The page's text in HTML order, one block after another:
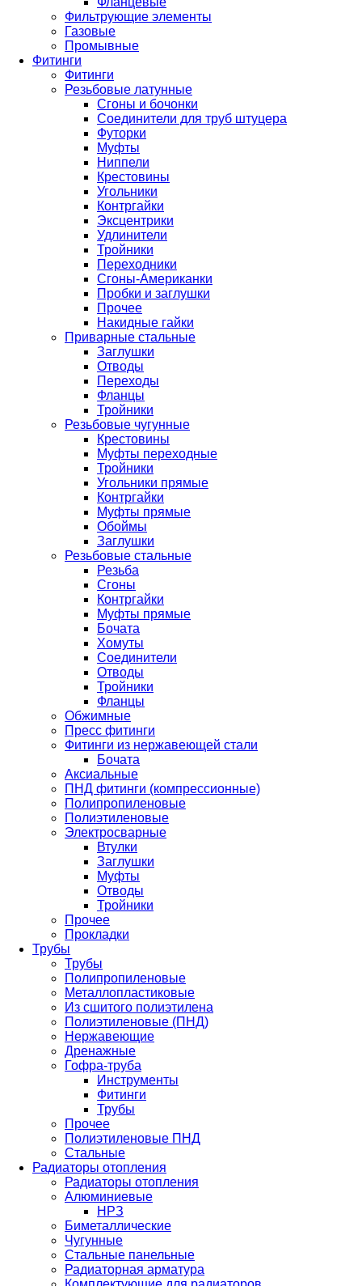
Фильтрующие элементы
Газовые
Промывные
Фитинги
Фитинги
Резьбовые латунные
Сгоны и бочонки
Соединители для труб штуцера
Футорки
Муфты
Ниппели
Крестовины
Угольники
Контргайки
Эксцентрики
Удлинители
Тройники
Переходники
Сгоны-Американки
Пробки и заглушки
Прочее
Накидные гайки
Приварные стальные
Заглушки
Отводы
Переходы
Фланцы
Тройники
Резьбовые чугунные
Крестовины
Муфты переходные
Тройники
Угольники прямые
Контргайки
Муфты прямые
Обоймы
Заглушки
Резьбовые стальные
Резьба
Сгоны
Контргайки
Муфты прямые
Бочата
Хомуты
Соединители
Отводы
Тройники
Фланцы
Обжимные
Пресс фитинги
Фитинги из нержавеющей стали
Бочата
Аксиальные
ПНД фитинги (компрессионные)
Полипропиленовые
Полиэтиленовые
Электросварные
Втулки
Заглушки
Муфты
Отводы
Тройники
Прочее
Прокладки
Трубы
Трубы
Полипропиленовые
Металлопластиковые
Из сшитого полиэтилена
Полиэтиленовые (ПНД)
Нержавеющие
Дренажные
Гофра-труба
Инструменты
Фитинги
Трубы
Прочее
Полиэтиленовые ПНД
Стальные
Радиаторы отопления
Радиаторы отопления
Алюминиевые
НРЗ
Биметаллические
Чугунные
Стальные панельные
Радиаторная арматура